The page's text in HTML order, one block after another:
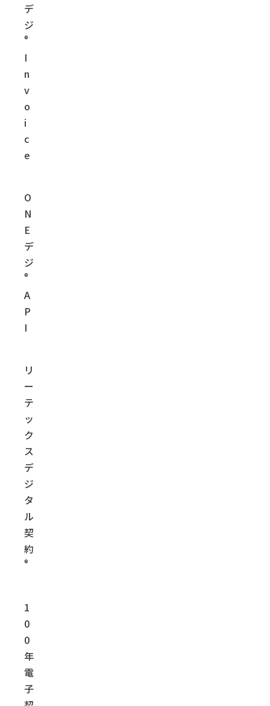
デ
ジ
®
I
n
v
o
i
c
e
O
N
E
デ
ジ
®
A
P
I
リ
ー
テ
ッ
ク
ス
デ
ジ
タ
ル
契
約
®
1
0
0
年
電
子